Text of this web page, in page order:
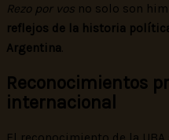
Rezo por vos no solo son
reflejos de la historia
Argentina.
Reconocimientos
internacional